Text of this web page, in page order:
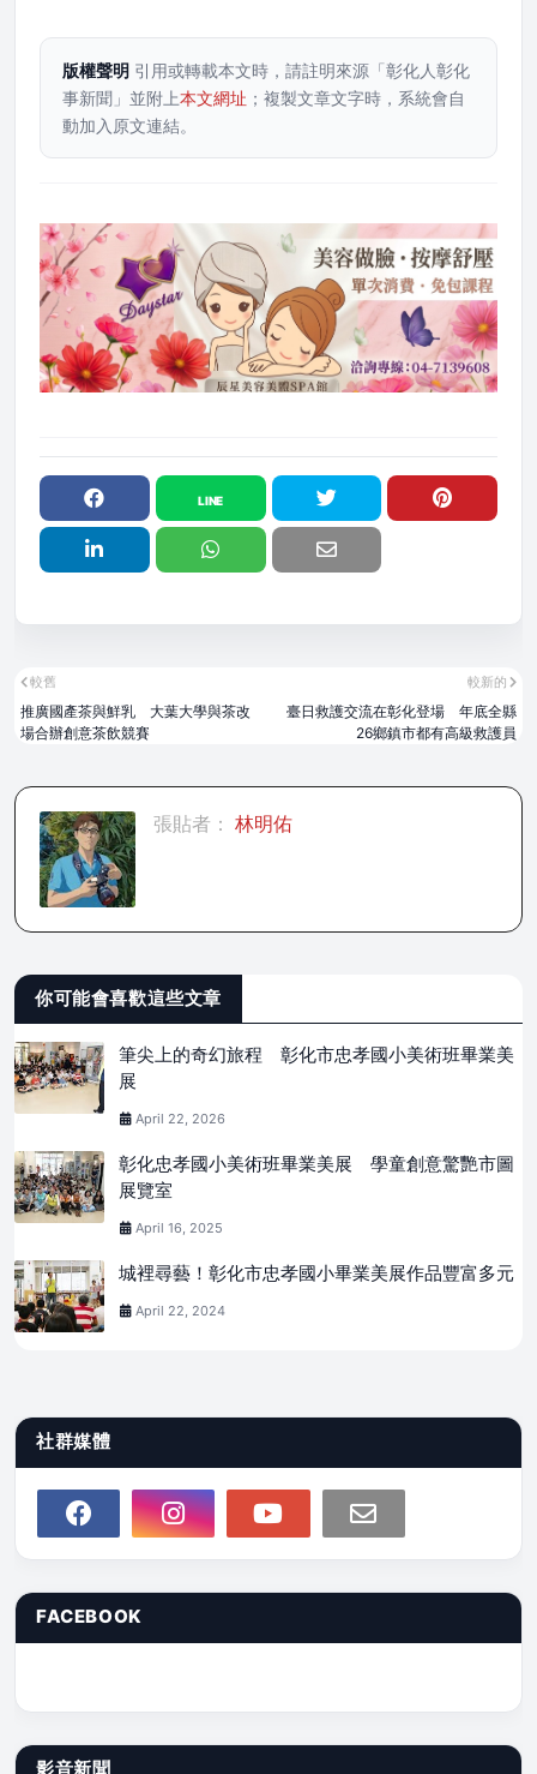
版權聲明 引用或轉載本文時，請註明來源「彰化人彰化
事新聞」並附上本文網址 ；複製文章文字時，系統會自
動加入原文連結。
較新的
臺日救護交流在彰化登場 年底全縣
26鄉鎮市都有高級救護員
較舊
推廣國產茶與鮮乳 大葉大學與茶改
場合辦創意茶飲競賽
張貼者： 林明佑
你可能會喜歡這些文章
筆尖上的奇幻旅程 彰化市忠孝國小美術班畢業美
展
April 22, 2026
彰化忠孝國小美術班畢業美展 學童創意驚艷市圖
展覽室
April 16, 2025
城裡尋藝！彰化市忠孝國小畢業美展作品豐富多元
April 22, 2024
社群媒體
FACEBOOK
影音新聞